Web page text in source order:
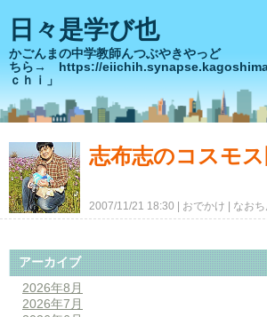
日々是学び也
かごんまの中学教師んつぶやきやっど
ちら→ https://
ｃｈｉ」
志布志のコスモス
2007/11/21 18:30 おでかけ なおち
アーカイブ
2026年8月
2026年7月